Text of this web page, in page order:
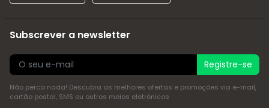
Subscrever a newsletter
Registre-se
Não perca nada! Descubra as melhores ofertas e promoções via e-mail,
cartão postal, SMS ou outros meios eletrónicos